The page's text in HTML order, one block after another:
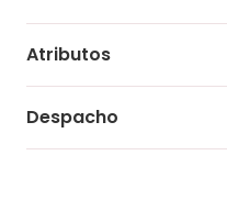
Atributos
Despacho